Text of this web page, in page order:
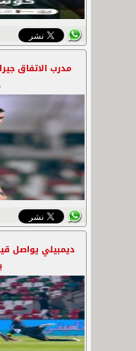
مدرب الاتفاق
ديمبيلي يواصل